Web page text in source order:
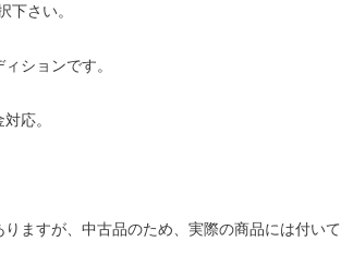
下さい。
ションです。
応。
ますが、中古品のため、実際の商品には付いて